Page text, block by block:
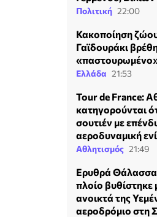
Πολιτική 22:00
Κακοποίηση
Γαϊδουράκι
Ελλάδα 21:53
Tour de France:
κατηγορούνται
σουτιέν με
αεροδυναμική
Αθλητισμός 21:49
Ερυθρά Θάλασσα:
πλοίο βυθίστηκε
ανοικτά της
αεροδρόμιο στη